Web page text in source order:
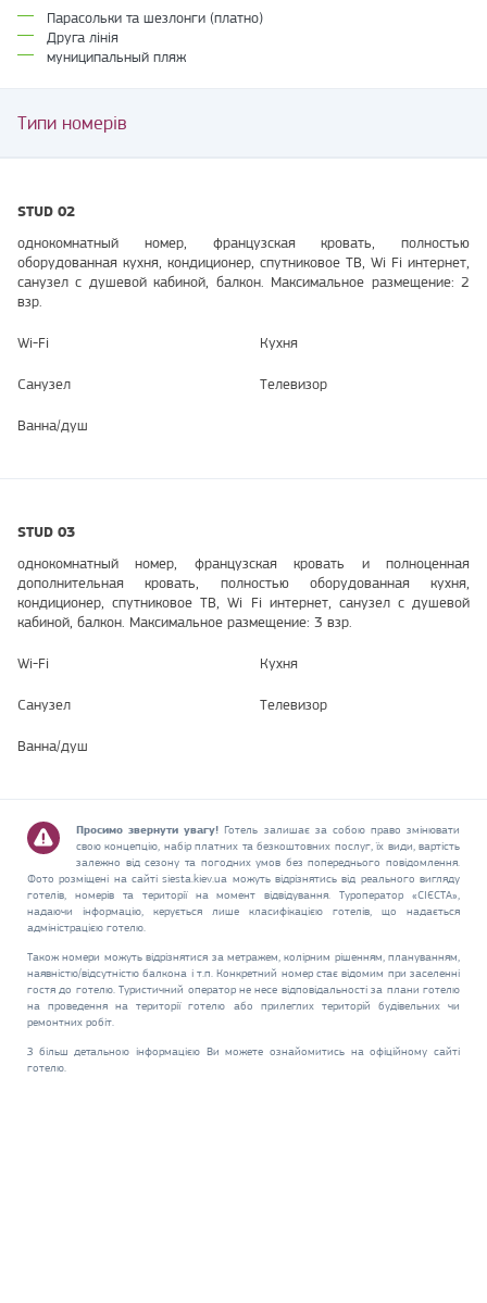
Парасольки та шезлонги (платно)
Друга лінія
муниципальный пляж
Типи номерів
STUD 02
однокомнатный номер, французская кровать, полностью
оборудованная кухня, кондиционер, спутниковое ТВ, Wi Fi интернет,
санузел с душевой кабиной, балкон. Максимальное размещение: 2
взр.
Wi-Fi Кухня
Санузел Телевизор
Ванна/душ
STUD 03
однокомнатный номер, французская кровать и полноценная
дополнительная кровать, полностью оборудованная кухня,
кондиционер, спутниковое ТВ, Wi Fi интернет, санузел с душевой
кабиной, балкон. Максимальное размещение: 3 взр.
Wi-Fi Кухня
Санузел Телевизор
Ванна/душ
Просимо звернути увагу! Готель залишає за собою право змінювати
свою концепцію, набір платних та безкоштовних послуг, їх види, вартість
залежно від сезону та погодних умов без попереднього повідомлення.
Фото розміщені на сайті siesta.kiev.ua можуть відрізнятись від реального вигляду
готелів, номерів та території на момент відвідування. Туроператор «СІЄСТА»,
надаючи інформацію, керується лише класифікацією готелів, що надається
адміністрацією готелю.
Також номери можуть відрізнятися за метражем, колірним рішенням, плануванням,
наявністю/відсутністю балкона і т.п. Конкретний номер стає відомим при заселенні
гостя до готелю. Туристичний оператор не несе відповідальності за плани готелю
на проведення на території готелю або прилеглих територій будівельних чи
ремонтних робіт.
З більш детальною інформацією Ви можете ознайомитись на офіційному сайті
готелю.